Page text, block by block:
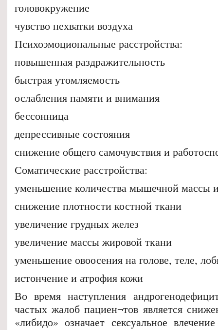
головокружение
чувство нехватки воздуха
Психоэмоциональные расстройства:
повышенная раздражительность
быстрая утомляемость
ослабления памяти и внимания
бессонница
депрессивные состояния
снижение общего самочувствия и
Соматические расстройства:
уменьшение количества мышечной массы
снижение плотности костной ткани
увеличение грудных желез
увеличение массы жировой ткани
уменьшение овоосения на голове, теле,
истончение и атрофия кожи
Во время наступления
частых жалоб пациен¬тов является
«либидо» означает сексуальное